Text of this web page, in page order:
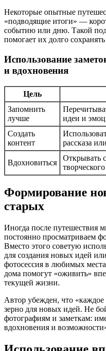
Некоторые опытные
«подводящие итоги» —
событию или дню. Такой
помогает их долго
Использование
и вдохновения
Цель
Запомнить
лучше
идеи и
Создать
контент
рассказа
Вдохновиться
Открывать
Формирование
старых
Иногда после путешествия
постоянно просматриваем
Вместо этого советую
для создания новых идей
фотосессия в любимых
дома помогут «оживить»
текущей жизни.
Автор убежден, что
зерно для новых идей. Не
фотографиям и заметкам:
вдохновения и